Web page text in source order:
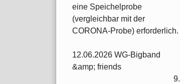
eine Speichelprobe
(vergleichbar mit der
CORONA-Probe) erforderlich.
12.06.2026 WG-Bigband
&amp; friends
9.